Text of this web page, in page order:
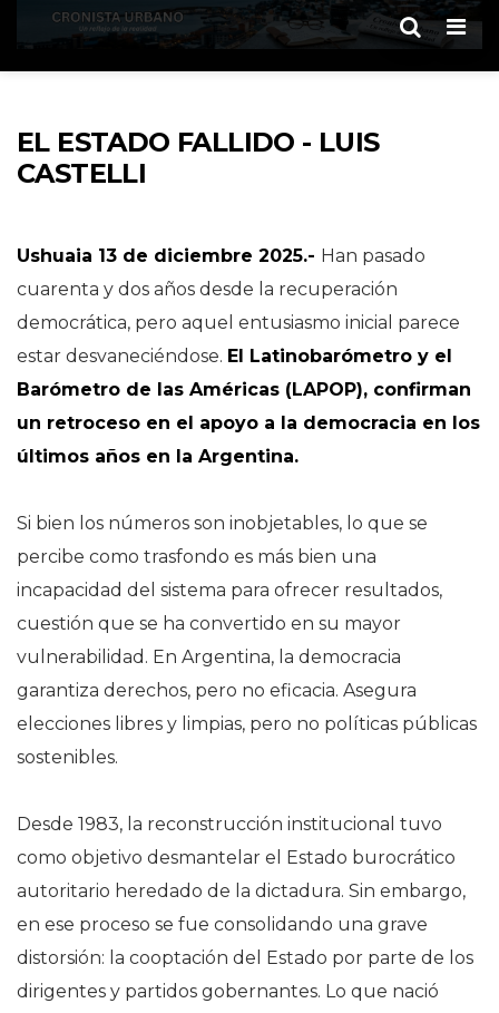
EL ESTADO FALLIDO - LUIS
CASTELLI
Ushuaia 13 de diciembre 2025.- Han pasado
cuarenta y dos años desde la recuperación
democrática, pero aquel entusiasmo inicial parece
estar desvaneciéndose. El Latinobarómetro y el
Barómetro de las Américas (LAPOP), confirman
un retroceso en el apoyo a la democracia en los
últimos años en la Argentina.
Si bien los números son inobjetables, lo que se
percibe como trasfondo es más bien una
incapacidad del sistema para ofrecer resultados,
cuestión que se ha convertido en su mayor
vulnerabilidad. En Argentina, la democracia
garantiza derechos, pero no eficacia. Asegura
elecciones libres y limpias, pero no políticas públicas
sostenibles.
Desde 1983, la reconstrucción institucional tuvo
como objetivo desmantelar el Estado burocrático
autoritario heredado de la dictadura. Sin embargo,
en ese proceso se fue consolidando una grave
distorsión: la cooptación del Estado por parte de los
dirigentes y partidos gobernantes. Lo que nació